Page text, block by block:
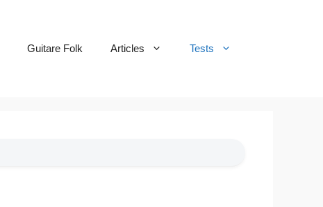
Guitare Folk Articles Tests